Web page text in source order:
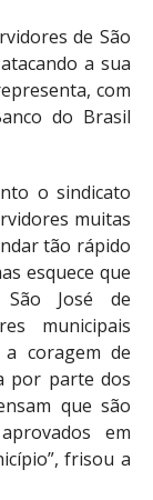
de São
a sua
com
do Brasil
o sindicato
muitas
tão rápido
esquece que
José de
municipais
coragem de
por parte dos
que são
em
frisou a